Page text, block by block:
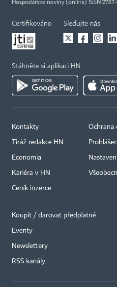
Hospodářské noviny (online) ISSN
Certifikováno Sledujte nás
Stáhněte si aplikaci HN
Kontakty
Tiráž redakce HN
Economia
Kariéra v HN
Ceník inzerce
Ochrana
Koupit / darovat předplatné
Eventy
Newslettery
RSS kanály